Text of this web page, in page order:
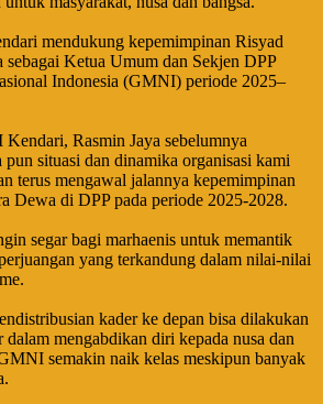
mendukung kepemimpinan Risyad
sebagai Ketua Umum dan Sekjen DPP
Indonesia (GMNI) periode 2025–
Rasmin Jaya sebelumnya
pun situasi dan dinamika organisasi kami
terus mengawal jalannya kepemimpinan
Dewa di DPP pada periode 2025-2028.
segar bagi marhaenis untuk memantik
yang terkandung dalam nilai-nilai
kader ke depan bisa dilakukan
dalam mengabdikan diri kepada nusa dan
semakin naik kelas meskipun banyak